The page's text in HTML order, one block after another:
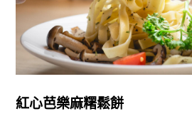
紅心芭樂麻糬鬆餅